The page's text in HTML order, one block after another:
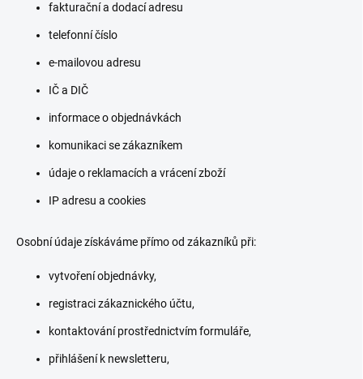
fakturační a dodací adresu
telefonní číslo
e-mailovou adresu
IČ a DIČ
informace o objednávkách
komunikaci se zákazníkem
údaje o reklamacích a vrácení zboží
IP adresu a cookies
Osobní údaje získáváme přímo od zákazníků při:
vytvoření objednávky,
registraci zákaznického účtu,
kontaktování prostřednictvím formuláře,
přihlášení k newsletteru,